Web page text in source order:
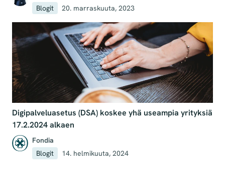
Blogit
20. marraskuuta, 2023
Digipalveluasetus (DSA) koskee yhä useampia yrityksiä
17.2.2024 alkaen
Fondia
Blogit
14. helmikuuta, 2024